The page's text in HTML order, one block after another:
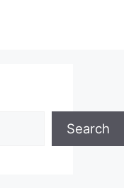
Search